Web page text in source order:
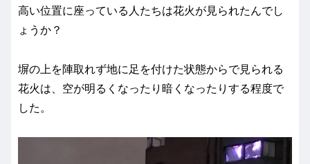
高い位置に座っている人たちは花火が見られたんでし
ょうか？
塀の上を陣取れず地に足を付けた状態からで見られる
花火は、空が明るくなったり暗くなったりする程度で
した。